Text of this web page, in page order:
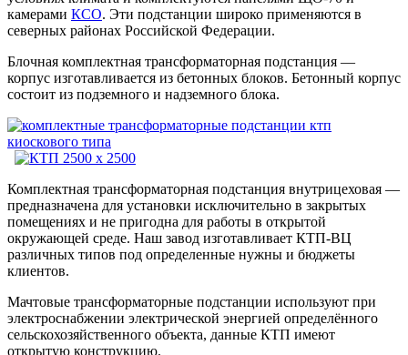
камерами КСО. Эти подстанции широко применяются в
северных районах Российской Федерации.
Блочная комплектная трансформаторная подстанция —
корпус изготавливается из бетонных блоков. Бетонный корпус
состоит из подземного и надземного блока.
Комплектная трансформаторная подстанция внутрицеховая —
предназначена для установки исключительно в закрытых
помещениях и не пригодна для работы в открытой
окружающей среде. Наш завод изготавливает КТП-ВЦ
различных типов под определенные нужны и бюджеты
клиентов.
Мачтовые трансформаторные подстанции используют при
электроснабжении электрической энергией определённого
сельскохозяйственного объекта, данные КТП имеют
открытую конструкцию.